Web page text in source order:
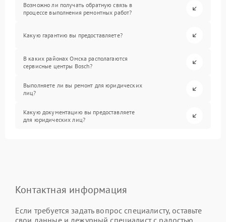
Возможно ли получать обратную связь в
процессе выполнения ремонтных работ?
Какую гарантию вы предоставляете?
В каких районах Омска располагаются
сервисные центры Bosch?
Выполняете ли вы ремонт для юридических
лиц?
Какую документацию вы предоставляете
для юридических лиц?
Контактная информация
Если требуется задать вопрос специалисту, оставьте